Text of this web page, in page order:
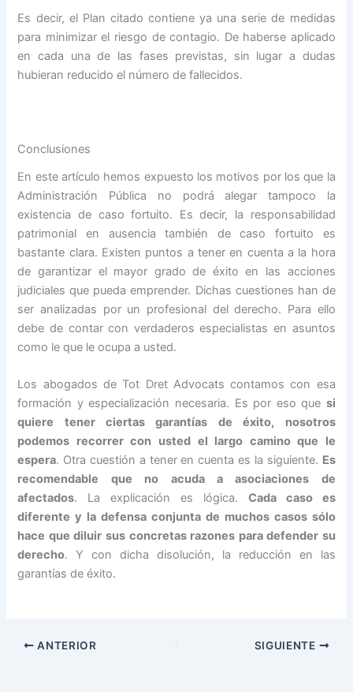
Es decir, el Plan citado contiene ya una serie de medidas
para minimizar el riesgo de contagio. De haberse aplicado
en cada una de las fases previstas, sin lugar a dudas
hubieran reducido el número de fallecidos.
Conclusiones
En este artículo hemos expuesto los motivos por los que la
Administración Pública no podrá alegar tampoco la
existencia de caso fortuito. Es decir, la responsabilidad
patrimonial en ausencia también de caso fortuito es
bastante clara. Existen puntos a tener en cuenta a la hora
de garantizar el mayor grado de éxito en las acciones
judiciales que pueda emprender. Dichas cuestiones han de
ser analizadas por un profesional del derecho. Para ello
debe de contar con verdaderos especialistas en asuntos
como le que le ocupa a usted.
Los abogados de Tot Dret Advocats contamos con esa
formación y especialización necesaria. Es por eso que si
quiere tener ciertas garantías de éxito, nosotros
podemos recorrer con usted el largo camino que le
espera. Otra cuestión a tener en cuenta es la siguiente. Es
recomendable que no acuda a asociaciones de
afectados. La explicación es lógica. Cada caso es
diferente y la defensa conjunta de muchos casos sólo
hace que diluir sus concretas razones para defender su
derecho. Y con dicha disolución, la reducción en las
garantías de éxito.
ANTERIOR SIGUIENTE